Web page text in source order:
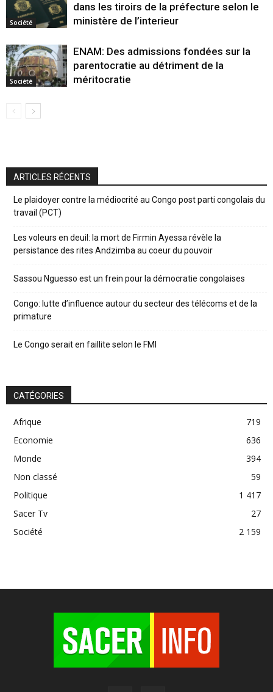
Société
dans les tiroirs de la préfecture selon le
ministère de l’interieur
Société
ENAM: Des admissions fondées sur la
parentocratie au détriment de la
méritocratie
ARTICLES RÉCENTS
Le plaidoyer contre la médiocrité au Congo post parti congolais du
travail (PCT)
Les voleurs en deuil: la mort de Firmin Ayessa révèle la
persistance des rites Andzimba au coeur du pouvoir
Sassou Nguesso est un frein pour la démocratie congolaises
Congo: lutte d’influence autour du secteur des télécoms et de la
primature
Le Congo serait en faillite selon le FMI
CATÉGORIES
Afrique
719
Economie
636
Monde
394
Non classé
59
Politique
1 417
Sacer Tv
27
Société
2 159